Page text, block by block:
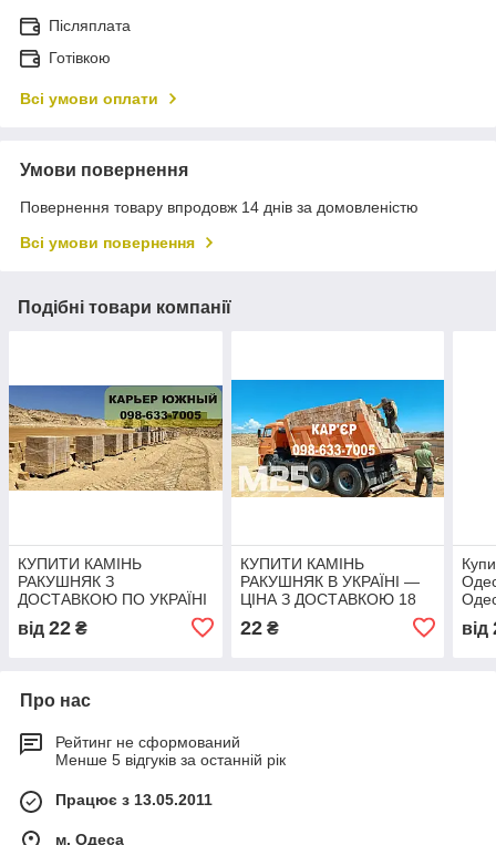
Післяплата
Готівкою
Всі умови оплати
Умови повернення
Повернення товару впродовж 14 днів за домовленістю
Всі умови повернення
Подібні товари компанії
КУПИТИ КАМІНЬ
РАКУШНЯК З
ДОСТАВКОЮ ПО УКРАЇНІ
від 22 ₴
КУПИТИ КАМІНЬ
РАКУШНЯК В УКРАЇНІ —
ЦІНА З ДОСТАВКОЮ 18
22₴ від
Про нас
Рейтинг не сформований
Менше 5 відгуків за останній рік
Працює з 13.05.2011
м. Одеса